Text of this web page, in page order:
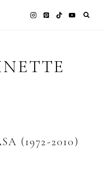
(1972-2010)